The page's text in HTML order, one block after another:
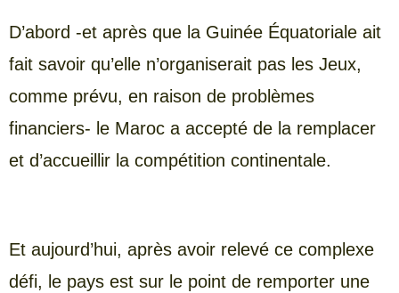
D’abord -et après que la Guinée Équatoriale ait
fait savoir qu’elle n’organiserait pas les Jeux,
comme prévu, en raison de problèmes
financiers- le Maroc a accepté de la remplacer
et d’accueillir la compétition continentale.
Et aujourd’hui, après avoir relevé ce complexe
défi, le pays est sur le point de remporter une